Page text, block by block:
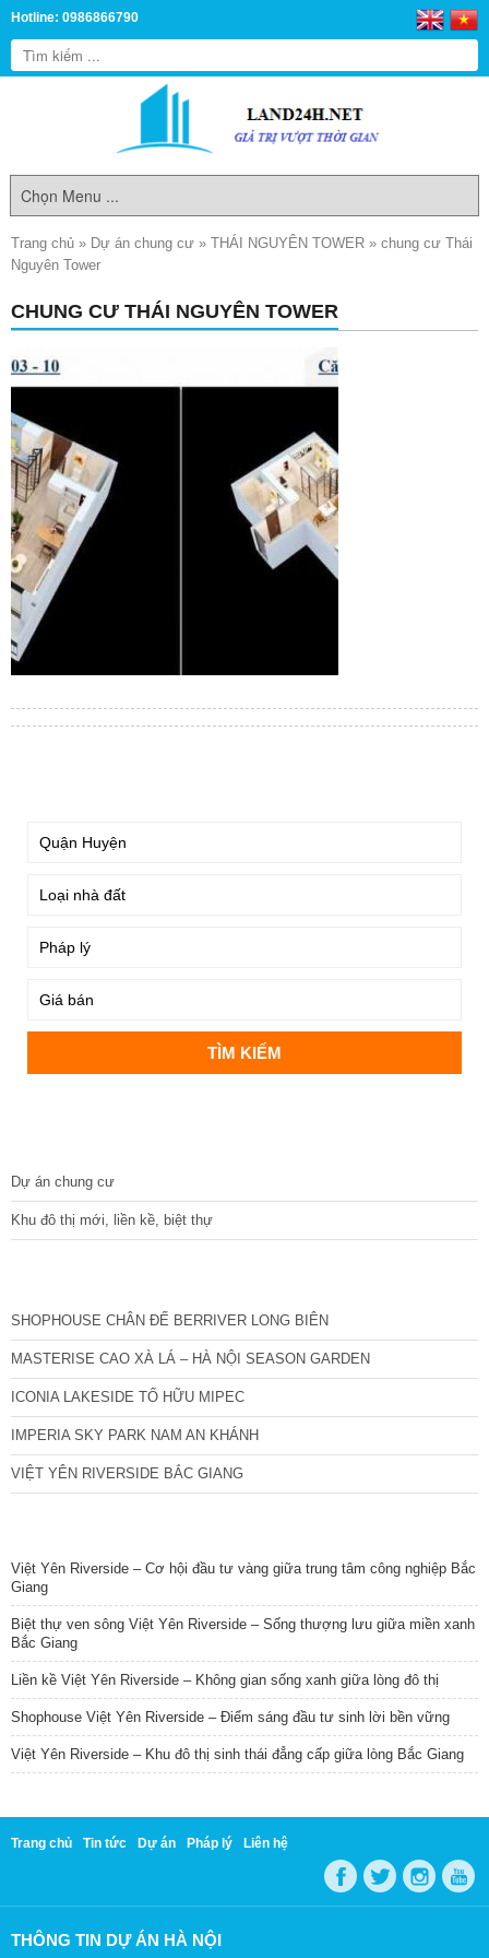
Hotline: 0986866790
Trang chủ » Dự án chung cư » THÁI NGUYÊN TOWER » chung cư Thái
Nguyên Tower
CHUNG CƯ THÁI NGUYÊN TOWER
Dự án chung cư
Khu đô thị mới, liền kề, biệt thự
SHOPHOUSE CHÂN ĐẾ BERRIVER LONG BIÊN
MASTERISE CAO XÀ LÁ – HÀ NỘI SEASON GARDEN
ICONIA LAKESIDE TỐ HỮU MIPEC
IMPERIA SKY PARK NAM AN KHÁNH
VIỆT YÊN RIVERSIDE BẮC GIANG
Việt Yên Riverside – Cơ hội đầu tư vàng giữa trung tâm công nghiệp Bắc
Giang
Biệt thự ven sông Việt Yên Riverside – Sống thượng lưu giữa miền xanh
Bắc Giang
Liền kề Việt Yên Riverside – Không gian sống xanh giữa lòng đô thị
Shophouse Việt Yên Riverside – Điểm sáng đầu tư sinh lời bền vững
Việt Yên Riverside – Khu đô thị sinh thái đẳng cấp giữa lòng Bắc Giang
Trang chủ Tin tức Dự án Pháp lý Liên hệ
THÔNG TIN DỰ ÁN HÀ NỘI